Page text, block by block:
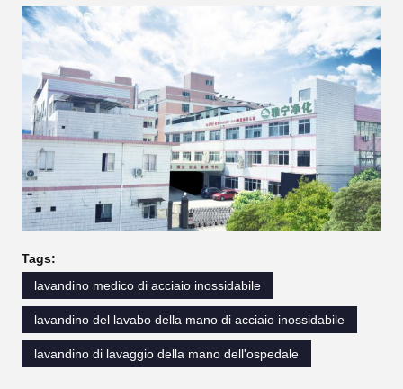
Tags:
lavandino medico di acciaio inossidabile
lavandino del lavabo della mano di acciaio inossidabile
lavandino di lavaggio della mano dell'ospedale